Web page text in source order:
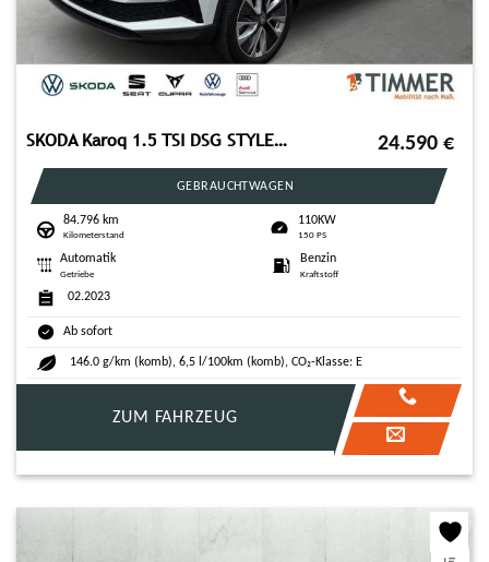
SKODA Karoq 1.5 TSI DSG STYLE +AHK +LED +ACC +RKAM +VI 24.590 €
GEBRAUCHTWAGEN
84.796 km
Kilometerstand
110KW
150 PS
Automatik
Getriebe
Benzin
Kraftstoff
02.2023
Ab sofort
146.0 g/km (komb), 6,5 l/100km (komb), CO₂-Klasse: E
ZUM FAHRZEUG